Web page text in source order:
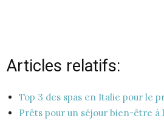
Articles relatifs:
Top 3 des spas en Italie pour le
Prêts pour un séjour bien-être à